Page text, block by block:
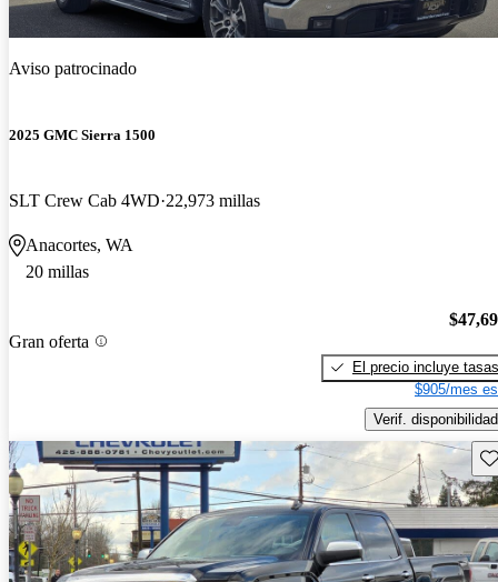
Aviso patrocinado
2025 GMC Sierra 1500
SLT Crew Cab 4WD 22,973 millas
Anacortes, WA
20 millas
Gran oferta
El precio incluye tasas
$905/mes
Verif. disponibilidad